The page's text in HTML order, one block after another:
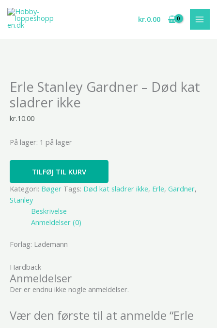
indholdet
kr.0.00
Erle Stanley Gardner – Død kat
sladrer ikke
kr.10.00
På lager: 1 på lager
Stanley
Gardner
-
Død
sladrer
antal
TILFØJ TIL KURV
Kategori: Bøger Tags: Død kat sladrer ikke, Erle, Gardner,
Stanley
Beskrivelse
Anmeldelser (0)
Forlag: Lademann
Hardback
Anmeldelser
Der er endnu ikke nogle anmeldelser.
Vær den første til at anmelde “Erle